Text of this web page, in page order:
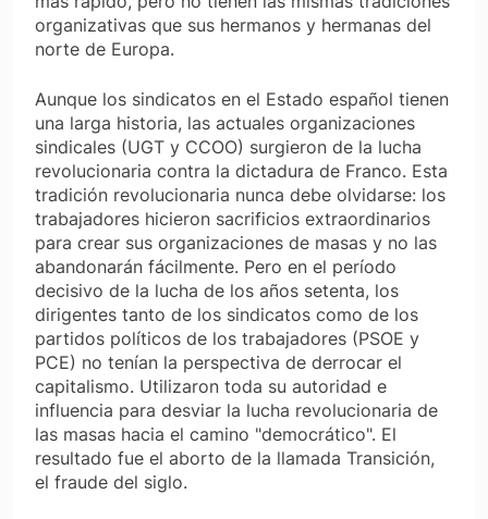
organizativas que sus hermanos y hermanas del
norte de Europa.
Aunque los sindicatos en el Estado español tienen
una larga historia, las actuales organizaciones
sindicales (UGT y CCOO) surgieron de la lucha
revolucionaria contra la dictadura de Franco. Esta
tradición revolucionaria nunca debe olvidarse: los
trabajadores hicieron sacrificios extraordinarios
para crear sus organizaciones de masas y no las
abandonarán fácilmente. Pero en el período
decisivo de la lucha de los años setenta, los
dirigentes tanto de los sindicatos como de los
partidos políticos de los trabajadores (PSOE y
PCE) no tenían la perspectiva de derrocar el
capitalismo. Utilizaron toda su autoridad e
influencia para desviar la lucha revolucionaria de
las masas hacia el camino "democrático". El
resultado fue el aborto de la llamada Transición,
el fraude del siglo.